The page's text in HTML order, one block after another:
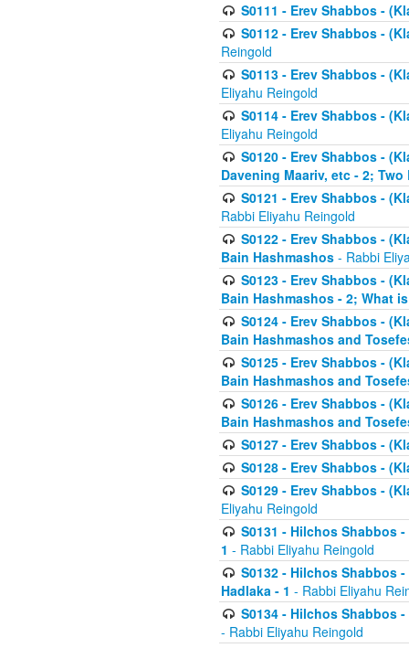
S0111 - Erev Shabbos -
S0112 - Erev Shabbos -
Reingold
S0113 - Erev Shabbos -
Eliyahu Reingold
S0114 - Erev Shabbos -
Eliyahu Reingold
S0120 - Erev Shabbos -
Davening Maariv, etc - 2;
S0121 - Erev Shabbos -
Rabbi Eliyahu Reingold
S0122 - Erev Shabbos -
Bain Hashmashos - Rabbi
S0123 - Erev Shabbos -
Bain Hashmashos - 2; What
S0124 - Erev Shabbos -
Bain Hashmashos and
S0125 - Erev Shabbos -
Bain Hashmashos and
S0126 - Erev Shabbos -
Bain Hashmashos and
S0127 - Erev Shabbos -
S0128 - Erev Shabbos -
S0129 - Erev Shabbos -
Eliyahu Reingold
S0131 - Hilchos Shabbos
1 - Rabbi Eliyahu Reingold
S0132 - Hilchos Shabbos
Hadlaka - 1 - Rabbi Eliyahu
S0134 - Hilchos Shabbos
- Rabbi Eliyahu Reingold